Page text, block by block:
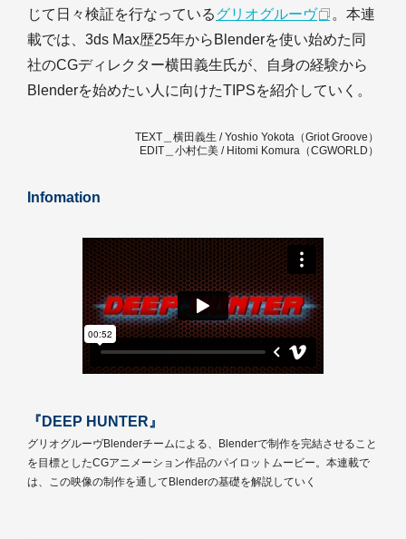
じて日々検証を行なっているグリオグルーヴ
。本連
載では、3ds Max歴25年からBlenderを使い始めた同
社のCGディレクター横田義生氏が、自身の経験から
Blenderを始めたい人に向けたTIPSを紹介していく。
TEXT＿横田義生 / Yoshio Yokota（Griot Groove）
EDIT＿小村仁美 / Hitomi Komura（CGWORLD）
Infomation
『DEEP HUNTER』
グリオグルーヴBlenderチームによる、Blenderで制作を完結させること
を目標としたCGアニメーション作品のパイロットムービー。本連載で
は、この映像の制作を通してBlenderの基礎を解説していく